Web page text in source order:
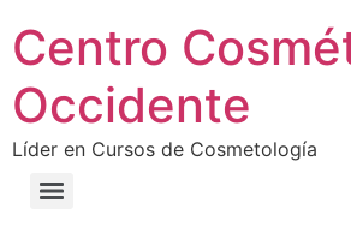
Centro
Occidente
Líder en Cursos de Cosmetología